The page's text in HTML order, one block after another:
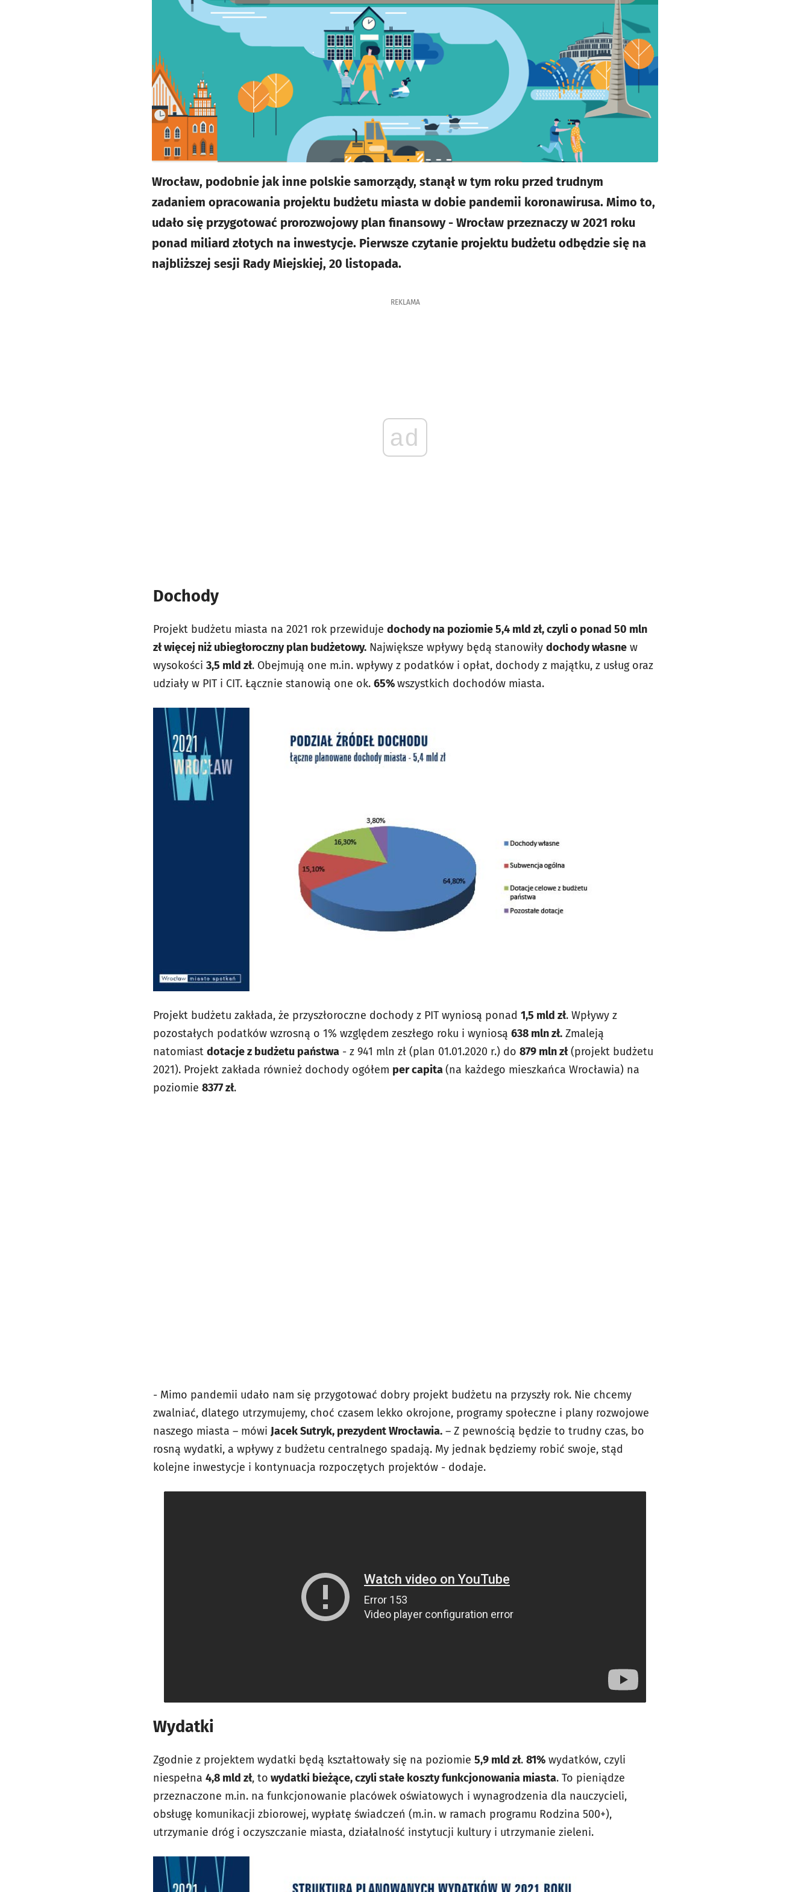
Wrocław, podobnie jak inne polskie samorządy, stanął w tym roku przed trudnym
zadaniem opracowania projektu budżetu miasta w dobie pandemii koronawirusa. Mimo to,
udało się przygotować prorozwojowy plan finansowy - Wrocław przeznaczy w 2021 roku
ponad miliard złotych na inwestycje. Pierwsze czytanie projektu budżetu odbędzie się na
najbliższej sesji Rady Miejskiej, 20 listopada.
REKLAMA
ad
Dochody
Projekt budżetu miasta na 2021 rok przewiduje dochody na poziomie 5,4 mld zł, czyli o ponad 50 mln
zł więcej niż ubiegłoroczny plan budżetowy. Największe wpływy będą stanowiły dochody własne w
wysokości 3,5 mld zł. Obejmują one m.in. wpływy z podatków i opłat, dochody z majątku, z usług oraz
udziały w PIT i CIT. Łącznie stanowią one ok. 65%wszystkich dochodów miasta.
Projekt budżetu zakłada, że przyszłoroczne dochody z PIT wyniosą ponad 1,5 mld zł. Wpływy z
pozostałych podatków wzrosną o 1% względem zeszłego roku i wyniosą 638 mln zł. Zmaleją
natomiast dotacje z budżetu państwa - z 941 mln zł (plan 01.01.2020 r.) do 879 mln zł(projekt budżetu
2021). Projekt zakłada również dochody ogółem per capita(na każdego mieszkańca Wrocławia) na
poziomie 8377 zł.
- Mimo pandemii udało nam się przygotować dobry projekt budżetu na przyszły rok. Nie chcemy
zwalniać, dlatego utrzymujemy, choć czasem lekko okrojone, programy społeczne i plany rozwojowe
naszego miasta – mówi Jacek Sutryk, prezydent Wrocławia. – Z pewnością będzie to trudny czas, bo
rosną wydatki, a wpływy z budżetu centralnego spadają. My jednak będziemy robić swoje, stąd
kolejne inwestycje i kontynuacja rozpoczętych projektów - dodaje.
Wydatki
Zgodnie z projektem wydatki będą kształtowały się na poziomie 5,9 mld zł. 81% wydatków, czyli
niespełna 4,8 mld zł, to wydatki bieżące, czyli stałe koszty funkcjonowania miasta. To pieniądze
przeznaczone m.in. na funkcjonowanie placówek oświatowych i wynagrodzenia dla nauczycieli,
obsługę komunikacji zbiorowej, wypłatę świadczeń (m.in. w ramach programu Rodzina 500+),
utrzymanie dróg i oczyszczanie miasta, działalność instytucji kultury i utrzymanie zieleni.